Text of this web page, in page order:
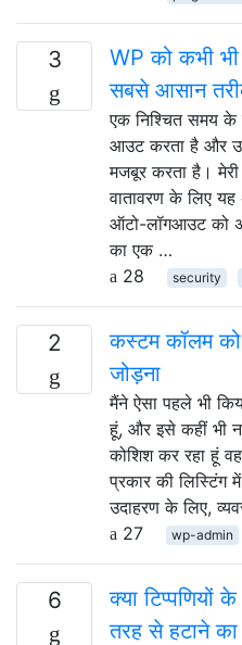
3
WP को कभी
सबसे आसान
एक निश्चित समय के
आउट करता है और
मजबूर करता है।
वातावरण के लिए
ऑटो-लॉगआउट को
का एक …
28
security
2
कस्टम कॉलम को
जोड़ना
मैंने ऐसा पहले भी
हूं, और इसे कहीं भी
कोशिश कर रहा हूं
प्रकार की
उदाहरण के लिए,
27
wp-admin
6
क्या टिप्पणियों
तरह से हटाने का